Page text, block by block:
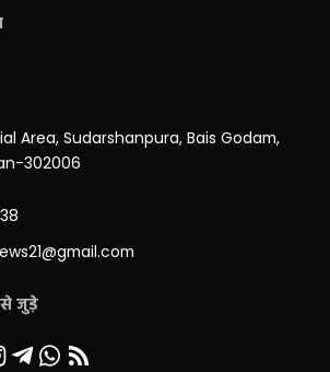
Area, Sudarshanpura, Bais Godam,
302006
जुड़े